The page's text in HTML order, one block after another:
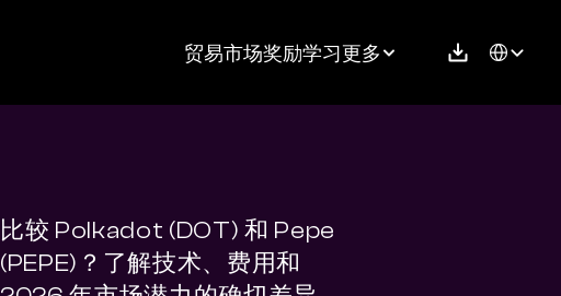
贸易市场奖励学习更多 Select
比较 Polkadot (DOT) 和 Pepe
(PEPE)？了解技术、费用和